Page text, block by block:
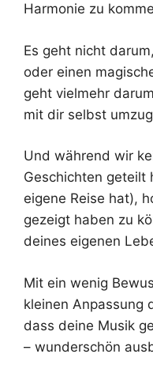
Harmonie zu
Es geht nicht
oder einen
geht vielmehr
mit dir selbst
Und während wir
Geschichten geteilt
eigene Reise hat),
gezeigt haben zu
deines eigenen
Mit ein wenig
kleinen Anpassung
dass deine Musik
– wunderschön